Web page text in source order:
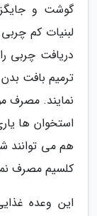
گوشت و
لبنیات کم
دریافت چربی
ترمیم بافت
نمایند. مصرف
استخوان ها
هم می توانند
کلسیم مصرف
این وعده